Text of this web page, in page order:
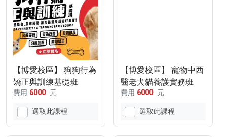
【博愛校區】 狗狗行為
矯正與訓練基礎班
(115/10/17-
115/11/14，10/24停課
乙次)
費用 6000 元
選取此課程
【博愛校區】 寵物中西
醫老犬貓養護實務班
(115/10/31-115/11/7)
費用 6000 元
選取此課程